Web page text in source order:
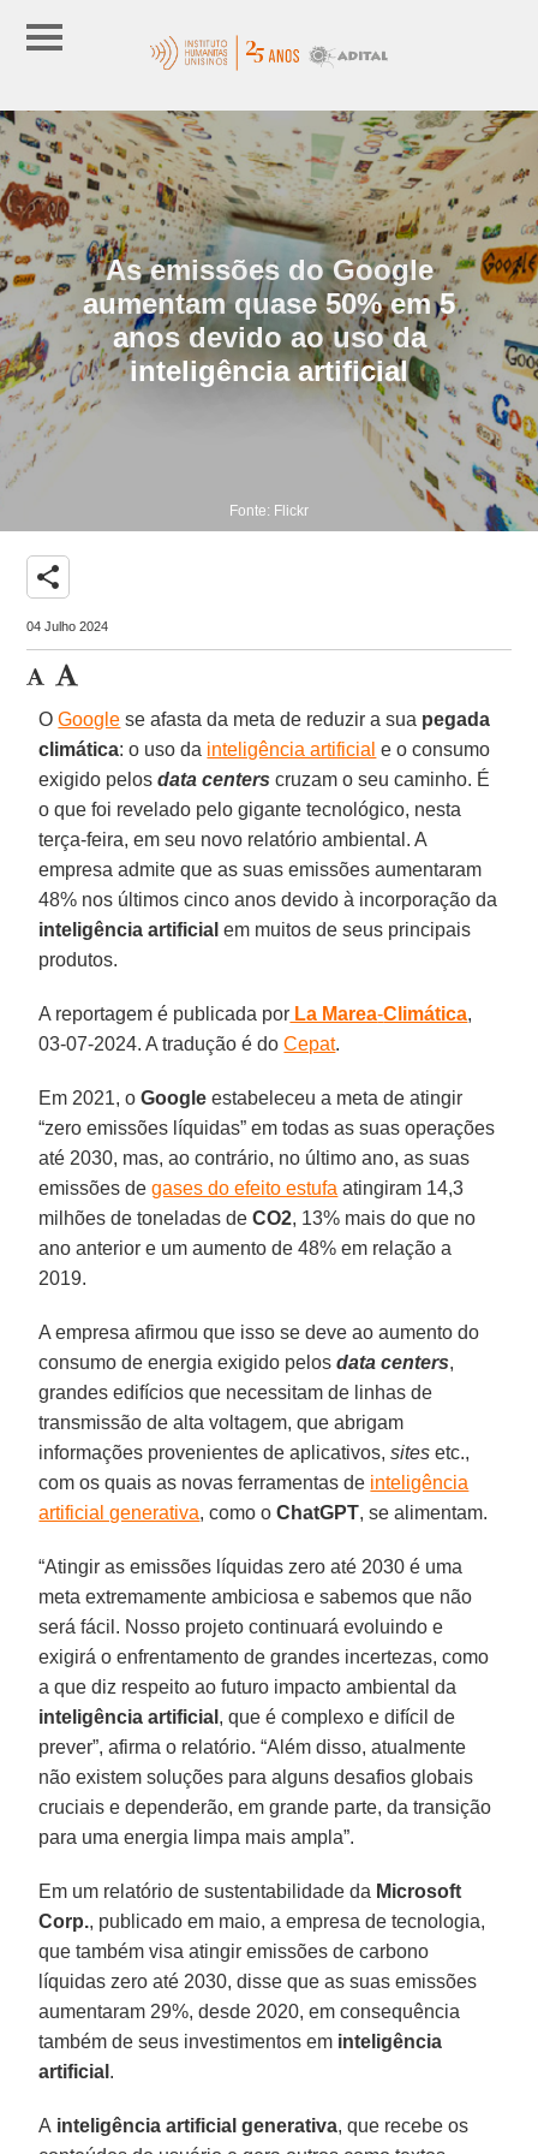
As emissões do Google
aumentam quase 50% em 5
anos devido ao uso da
inteligência artificial
Fonte: Flickr
share
04 Julho 2024
OGoogle se afasta da meta de reduzir a sua pegada
climática: o uso da inteligência artificial e o consumo
exigido pelosdata centers cruzam o seu caminho. É
o que foi revelado pelo gigante tecnológico, nesta
terça-feira, em seu novo relatório ambiental. A
empresa admite que as suas emissões aumentaram
48% nos últimos cinco anos devido à incorporação da
inteligência artificial em muitos de seus principais
produtos.
A reportagem é publicada por La Marea-Climática,
03-07-2024. A tradução é doCepat.
Em 2021, oGoogle estabeleceu a meta de atingir
“zero emissões líquidas” em todas as suas operações
até 2030, mas, ao contrário, no último ano, as suas
emissões degases do efeito estufa atingiram 14,3
milhões de toneladas deCO2, 13% mais do que no
ano anterior e um aumento de 48% em relação a
2019.
A empresa afirmou que isso se deve ao aumento do
consumo de energia exigido pelosdata centers,
grandes edifícios que necessitam de linhas de
transmissão de alta voltagem, que abrigam
informações provenientes de aplicativos,sites etc.,
com os quais as novas ferramentas de inteligência
artificial generativa, como oChatGPT, se alimentam.
“Atingir as emissões líquidas zero até 2030 é uma
meta extremamente ambiciosa e sabemos que não
será fácil. Nosso projeto continuará evoluindo e
exigirá o enfrentamento de grandes incertezas, como
a que diz respeito ao futuro impacto ambiental da
inteligência artificial , que é complexo e difícil de
prever”, afirma o relatório. “Além disso, atualmente
não existem soluções para alguns desafios globais
cruciais e dependerão, em grande parte, da transição
para uma energia limpa mais ampla”.
Em um relatório de sustentabilidade da Microsoft
Corp., publicado em maio, a empresa de tecnologia,
que também visa atingir emissões de carbono
líquidas zero até 2030, disse que as suas emissões
aumentaram 29%, desde 2020, em consequência
também de seus investimentos em inteligência
artificial .
A inteligência artificial generativa, que recebe os